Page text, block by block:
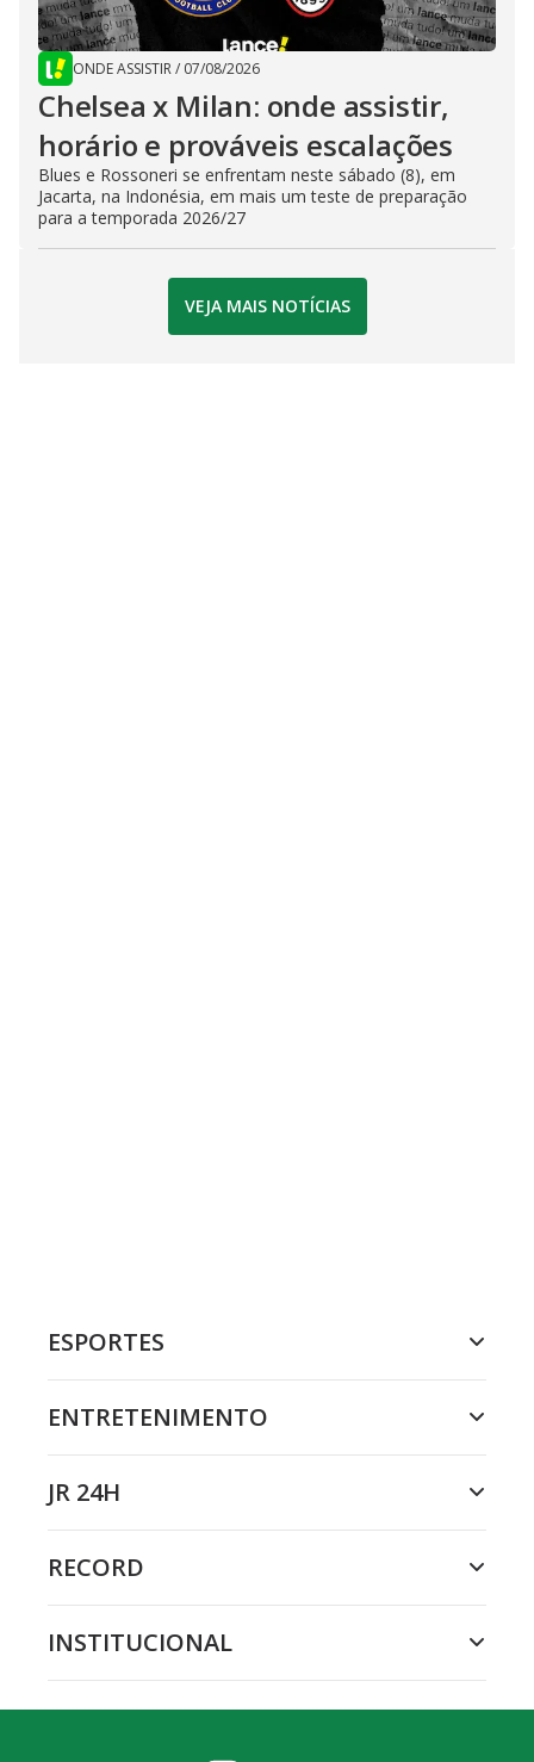
ONDE ASSISTIR/ 07/08/2026
Chelsea x Milan: onde assistir,
horário e prováveis escalações
Blues e Rossoneri se enfrentam neste sábado (8), em
Jacarta, na Indonésia, em mais um teste de preparação
para a temporada 2026/27
VEJA MAIS NOTÍCIAS
ESPORTES
ENTRETENIMENTO
JR 24H
RECORD
INSTITUCIONAL